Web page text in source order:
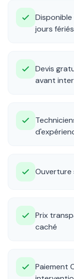
jours fériés
Devis
avant
Ouverture
Prix
caché
Paiement